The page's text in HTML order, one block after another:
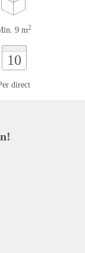
9 m2
10
direct